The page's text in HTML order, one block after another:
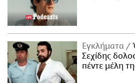
Εγκλήματα
Σεχίδης
πέντε μέλη